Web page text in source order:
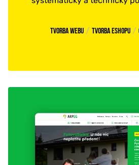
Tvorba webu / Tvorba eshopu /